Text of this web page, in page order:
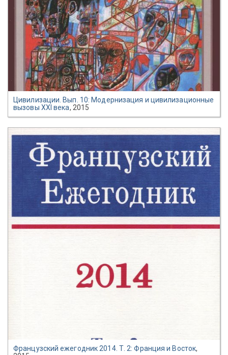
Цивилизации. Вып. 10: Модернизация и цивилизационные
вызовы XXI века, 2015
Французский ежегодник 2014. Т. 2: Франция и Восток,